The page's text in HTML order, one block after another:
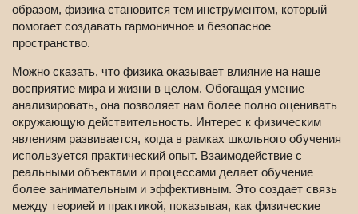
образом, физика становится тем инструментом, который
помогает создавать гармоничное и безопасное
пространство.
Можно сказать, что физика оказывает влияние на наше
восприятие мира и жизни в целом. Обогащая умение
анализировать, она позволяет нам более полно оценивать
окружающую действительность. Интерес к физическим
явлениям развивается, когда в рамках школьного обучения
используется практический опыт. Взаимодействие с
реальными объектами и процессами делает обучение
более занимательным и эффективным. Это создает связь
между теорией и практикой, показывая, как физические